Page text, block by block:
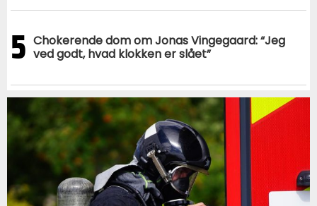
5 Chokerende dom om Jonas Vingegaard: “Jeg
ved godt, hvad klokken er slået”